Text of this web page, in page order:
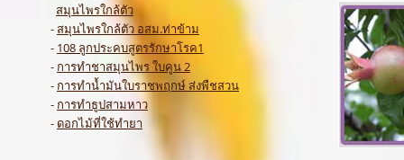
สมุนไพรใกล้ตัว
-สมุนไพรใกล้ตัว อสม.ท่าข้าม
- 108 ลูกประคบสูตรรักษาโรค1
- การทำชาสมุนไพร ใบคูน 2
- การทำน้ำมันใบราชพฤกษ์ ส่งพืชสวน
- การทำธูปสามหาว
-ดอกไม้ที่ใช้ทำยา